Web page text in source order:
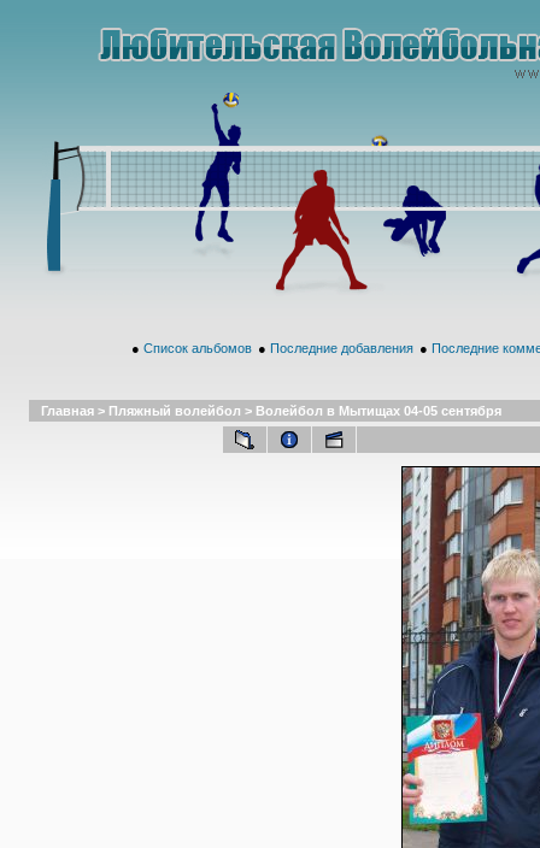
● Список альбомов ● Последние добавления ● Последние
Главная > Пляжный волейбол > Волейбол в Мытищах 04-05 сентября